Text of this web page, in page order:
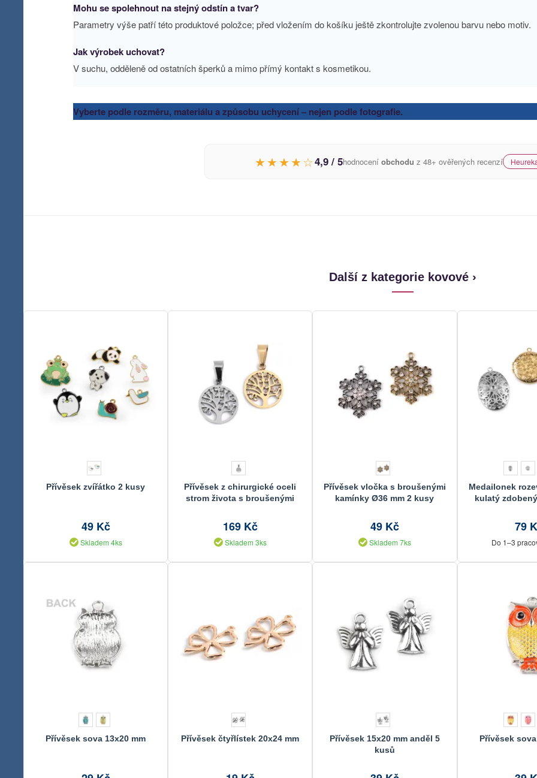
Mohu se spolehnout na stejný odstín a tvar?
Parametry výše patří této produktové položce; před vložením do košíku ještě zkontrolujte zvolenou barvu nebo motiv.
Jak výrobek uchovat?
V suchu, odděleně od ostatních šperků a mimo přímý kontakt s kosmetikou.
Vyberte podle rozměru, materiálu a způsobu uchycení – nejen podle fotografie.
★★★★☆4,9 / 5hodnocení obchodu z 48+ ověřených recenzí
Další z kategorie kovové ›
Přívěsek zvířátko 2 kusy
49 Kč
Skladem 4ks
Přívěsek z chirurgické oceli
strom života s broušenými
169 Kč
Skladem 3ks
Přívěsek vločka s broušenými
kamínky Ø36 mm 2 kusy
49 Kč
Skladem 7ks
Medailonek
kulatý
79
Do 1–3
Přívěsek sova 13x20 mm Přívěsek čtyřlístek 20x24 mm
Přívěsek 15x20 mm anděl 5
kusů
Přívěsek